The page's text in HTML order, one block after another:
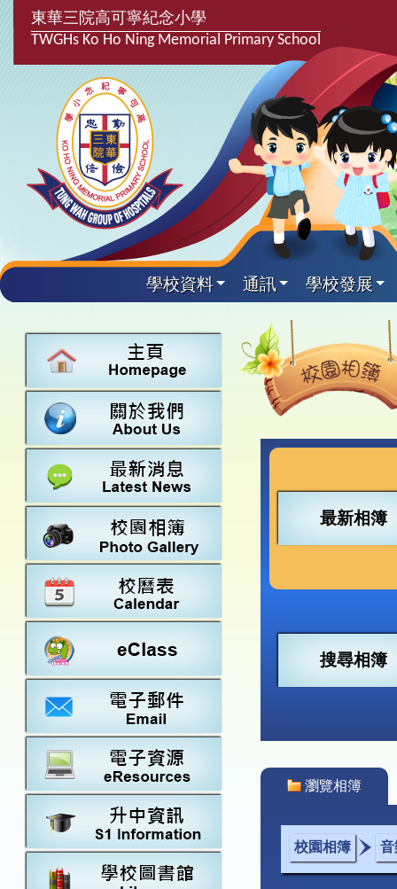
東華三院高可寧紀念小學
TWGHs Ko Ho Ning Memorial Primary School
學校資料 通訊 學校發展
關於
學校資料
校長的話
行政架構
學校設施
學校
最新消息
學校發
計劃,報告及
主要
中文
英文
常識
學生
學生支援組
言語能力提
興趣及
課後興趣班
校隊活動
學生得
25-26得獎
24-25得獎
22-23得獎
20-21得獎
校園
校園相簿
校園電台
學校附
家長教師會
校友會